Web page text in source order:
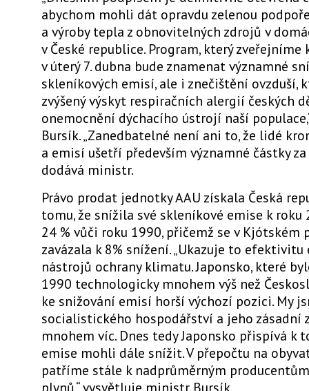
abychom mohli dát opravdu zelenou
a výroby tepla z obnovitelných zdrojů v
v České republice. Program, který
v úterý 7. dubna bude znamenat významné
skleníkových emisí, ale i znečištění ovzduší,
zvýšený výskyt respiračních alergií českých
onemocnění dýchacího ústrojí naší
Bursík. „Zanedbatelné není ani to, že lidé
a emisí ušetří především významné částky za
dodává ministr.
Právo prodat jednotky AAU získala Česká
tomu, že snížila své skleníkové emise k roku
24 % vůči roku 1990, přičemž se v Kjótském
zavázala k 8% snížení. „Ukazuje to
nástrojů ochrany klimatu. Japonsko, které
1990 technologicky mnohem výš než
ke snižování emisí horší výchozí pozici. My
socialistického hospodářství a jeho zásadní
mnohem víc. Dnes tedy Japonsko přispívá k
emise mohli dále snížit. V přepočtu na
patříme stále k nadprůměrným
plynů,“ vysvětluje ministr Bursík.